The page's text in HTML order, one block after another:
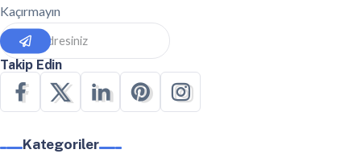
Kaçırmayın
Takip Edin
Kategoriler